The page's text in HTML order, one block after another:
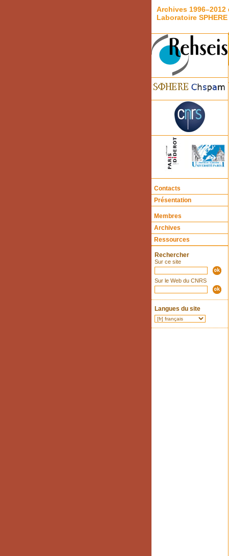
Archives 1996–2012
Laboratoire SPHERE
Contacts
Présentation
Membres
Archives
Ressources
Rechercher
Sur ce site
Sur le Web du CNRS
Langues du site